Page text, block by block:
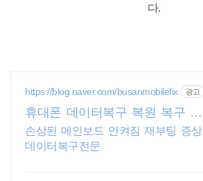
다.
https://blog.naver.com/busanmobilefix 광고
휴대폰 데이터복구 복원 복구 실
패시 비용 안받습니다
손상된 메인보드 안켜짐 재부팅 증상
데이터복구전문